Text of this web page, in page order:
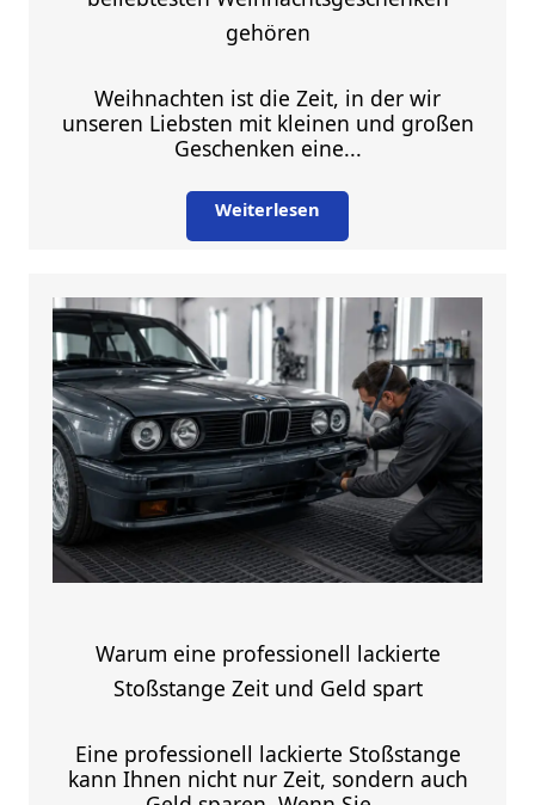
gehören
Weihnachten ist die Zeit, in der wir
unseren Liebsten mit kleinen und großen
Geschenken eine...
Weiterlesen
Warum eine professionell lackierte
Stoßstange Zeit und Geld spart
Eine professionell lackierte Stoßstange
kann Ihnen nicht nur Zeit, sondern auch